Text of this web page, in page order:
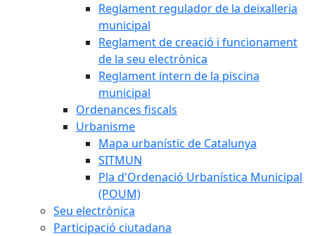
Reglament regulador de la deixalleria
municipal
Reglament de creació i funcionament
de la seu electrònica
Reglament intern de la piscina
municipal
Ordenances fiscals
Urbanisme
Mapa urbanístic de Catalunya
SITMUN
Pla d'Ordenació Urbanística Municipal
(POUM)
Seu electrònica
Participació ciutadana